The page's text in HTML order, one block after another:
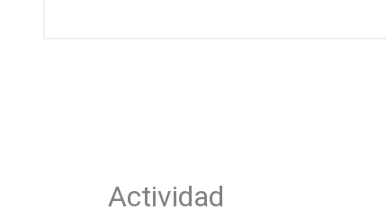
Actividad